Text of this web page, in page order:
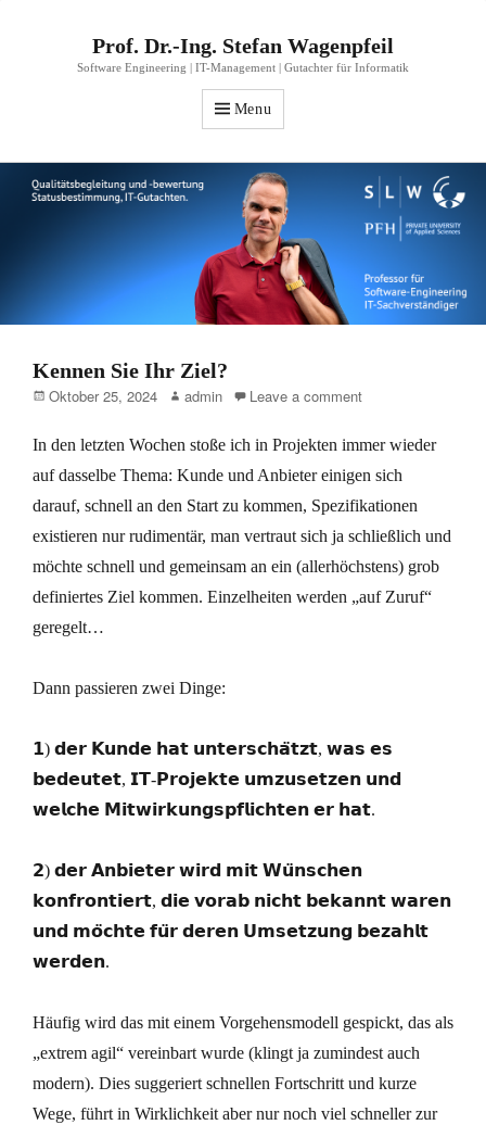
Prof. Dr.-Ing. Stefan Wagenpfeil
Software Engineering | IT-Management | Gutachter für Informatik
Menu
Kennen Sie Ihr Ziel?
Posted
Oktober 25, 2024 Author
admin Leave a comment
In den letzten Wochen stoße ich in Projekten immer wieder
auf dasselbe Thema: Kunde und Anbieter einigen sich
darauf, schnell an den Start zu kommen, Spezifikationen
existieren nur rudimentär, man vertraut sich ja schließlich und
möchte schnell und gemeinsam an ein (allerhöchstens) grob
definiertes Ziel kommen. Einzelheiten werden „auf Zuruf“
geregelt…
Dann passieren zwei Dinge:
𝟭) 𝗱𝗲𝗿 𝗞𝘂𝗻𝗱𝗲 𝗵𝗮𝘁 𝘂𝗻𝘁𝗲𝗿𝘀𝗰𝗵𝗮̈𝘁𝘇𝘁, 𝘄𝗮𝘀 𝗲𝘀
𝗯𝗲𝗱𝗲𝘂𝘁𝗲𝘁, 𝗜𝗧-𝗣𝗿𝗼𝗷𝗲𝗸𝘁𝗲 𝘂𝗺𝘇𝘂𝘀𝗲𝘁𝘇𝗲𝗻 𝘂𝗻𝗱
𝘄𝗲𝗹𝗰𝗵𝗲 𝗠𝗶𝘁𝘄𝗶𝗿𝗸𝘂𝗻𝗴𝘀𝗽𝗳𝗹𝗶𝗰𝗵𝘁𝗲𝗻 𝗲𝗿 𝗵𝗮𝘁.
𝟮) 𝗱𝗲𝗿 𝗔𝗻𝗯𝗶𝗲𝘁𝗲𝗿 𝘄𝗶𝗿𝗱 𝗺𝗶𝘁 𝗪𝘂̈𝗻𝘀𝗰𝗵𝗲𝗻
𝗸𝗼𝗻𝗳𝗿𝗼𝗻𝘁𝗶𝗲𝗿𝘁, 𝗱𝗶𝗲 𝘃𝗼𝗿𝗮𝗯 𝗻𝗶𝗰𝗵𝘁 𝗯𝗲𝗸𝗮𝗻𝗻𝘁 𝘄𝗮𝗿𝗲𝗻
𝘂𝗻𝗱 𝗺𝗼̈𝗰𝗵𝘁𝗲 𝗳𝘂̈𝗿 𝗱𝗲𝗿𝗲𝗻 𝗨𝗺𝘀𝗲𝘁𝘇𝘂𝗻𝗴 𝗯𝗲𝘇𝗮𝗵𝗹𝘁
𝘄𝗲𝗿𝗱𝗲𝗻.
Häufig wird das mit einem Vorgehensmodell gespickt, das als
„extrem agil“ vereinbart wurde (klingt ja zumindest auch
modern). Dies suggeriert schnellen Fortschritt und kurze
Wege, führt in Wirklichkeit aber nur noch viel schneller zur